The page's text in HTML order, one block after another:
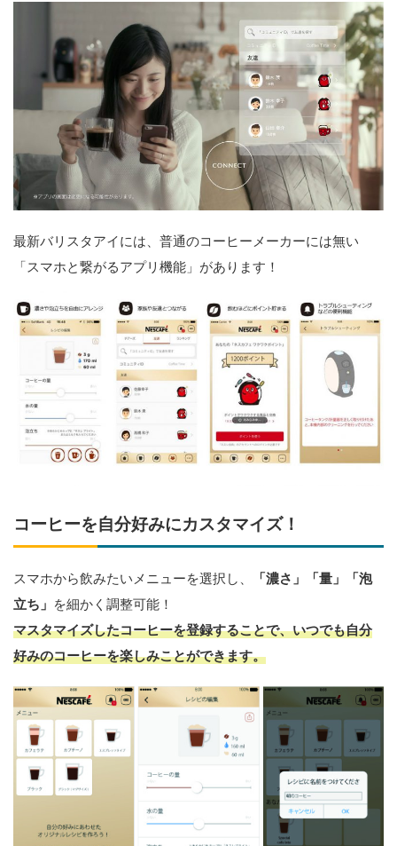
最新バリスタアイには、普通のコーヒーメーカーには無い
「スマホと繋がるアプリ機能」があります！
コーヒーを自分好みにカスタマイズ！
スマホから飲みたいメニューを選択し、
「濃さ」「量」「泡
立ち」 を細かく調整可能！
マスタマイズしたコーヒーを登録することで、いつでも自分
好みのコーヒーを楽しみことができます。